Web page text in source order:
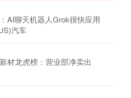
AI聊天机器人Grok很快应用
汽车
材龙虎榜：营业部净卖出